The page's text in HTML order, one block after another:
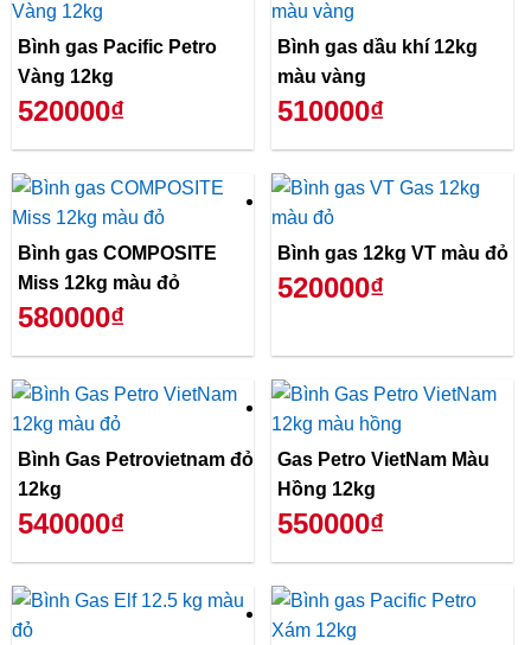
Bình gas Pacific Petro
Vàng 12kg
520000₫
Bình gas dầu khí 12kg
màu vàng
510000₫
Bình gas COMPOSITE
Miss 12kg màu đỏ
580000₫
Bình gas 12kg VT màu đỏ
520000₫
Bình Gas Petrovietnam đỏ
12kg
540000₫
Gas Petro VietNam Màu
Hồng 12kg
550000₫